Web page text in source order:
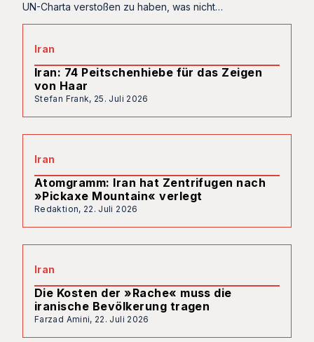
UN-Charta verstoßen zu haben, was nicht…
Iran
Iran: 74 Peitschenhiebe für das Zeigen
von Haar
Stefan Frank, 25. Juli 2026
Iran
Atomgramm: Iran hat Zentrifugen nach
»Pickaxe Mountain« verlegt
Redaktion, 22. Juli 2026
Iran
Die Kosten der »Rache« muss die
iranische Bevölkerung tragen
Farzad Amini, 22. Juli 2026